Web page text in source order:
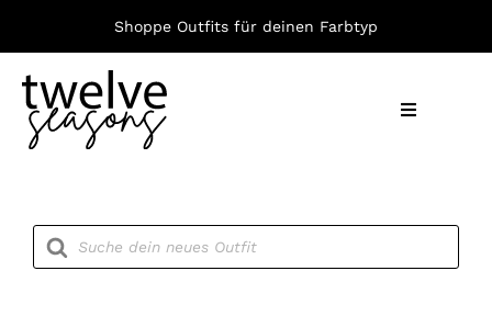
springen
Shoppe Outfits für deinen Farbtyp
Toggle
Products
search